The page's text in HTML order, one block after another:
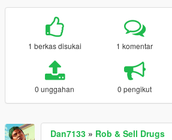
1 berkas disukai 1 komentar
0 unggahan 0 pengikut
Dan7133 » Rob & Sell Drugs